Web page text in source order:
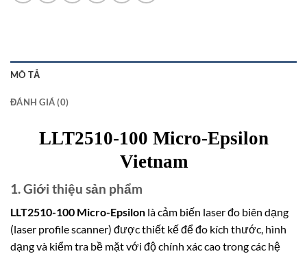
MÔ TẢ
ĐÁNH GIÁ (0)
LLT2510-100 Micro-Epsilon
Vietnam
1. Giới thiệu sản phẩm
LLT2510-100 Micro-Epsilon là cảm biến laser đo biên dạng
(laser profile scanner) được thiết kế để đo kích thước, hình
dạng và kiểm tra bề mặt với độ chính xác cao trong các hệ